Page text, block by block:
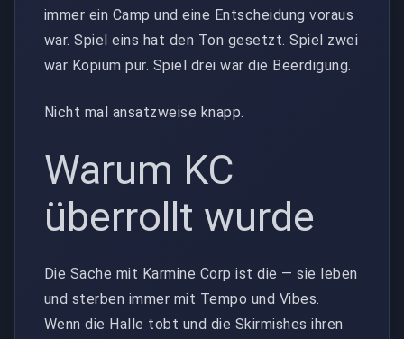
immer ein Camp und eine Entscheidung voraus
war. Spiel eins hat den Ton gesetzt. Spiel zwei
war Kopium pur. Spiel drei war die Beerdigung.
Nicht mal ansatzweise knapp.
Warum KC
überrollt wurde
Die Sache mit Karmine Corp ist die — sie leben
und sterben immer mit Tempo und Vibes.
Wenn die Halle tobt und die Skirmishes ihren